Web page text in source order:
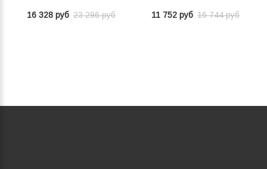
16 328 руб 23 296 руб
11 752 руб 16 744 руб